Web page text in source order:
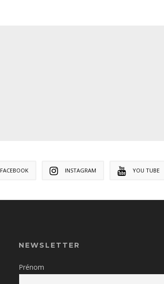
FACEBOOK INSTAGRAM YOU TUBE
NEWSLETTER
Prénom